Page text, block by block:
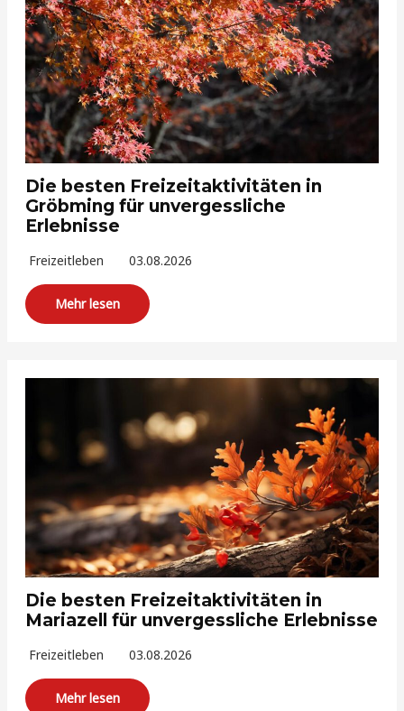
Die besten Freizeitaktivitäten in
Gröbming für unvergessliche
Erlebnisse
Freizeitleben 03.08.2026
Mehr lesen
Die besten Freizeitaktivitäten in
Mariazell für unvergessliche Erlebnisse
Freizeitleben 03.08.2026
Mehr lesen